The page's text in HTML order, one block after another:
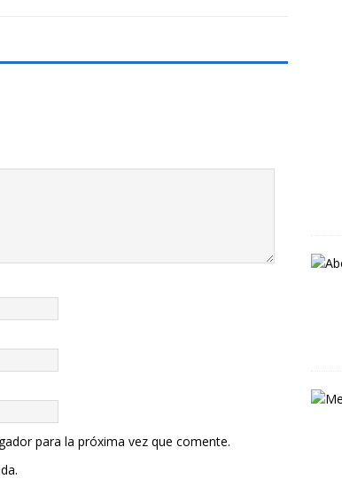
para la próxima vez que comente.